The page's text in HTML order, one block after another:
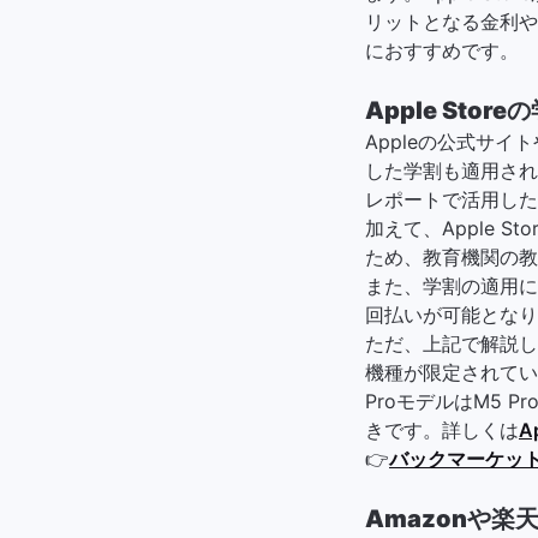
リットとなる金利
におすすめです。
Apple Storeの
Appleの公式サイ
した学割も適用さ
レポートで活用し
加えて、Apple
ため、教育機関の
また、学割の適用
回払いが可能とな
ただ、上記で解説
機種が限定されて
ProモデルはM5
きです。詳しくは
👉バックマーケッ
Amazonや楽天